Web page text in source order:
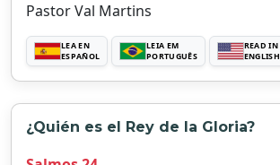
Pastor Val Martins
LEA EN
ESPAÑOL
LEIA EM
PORTUGUÊS
READ IN
ENGLISH
¿Quién es el Rey de la Gloria?